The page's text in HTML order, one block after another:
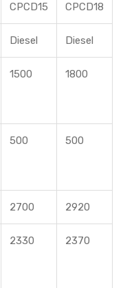
CPCD15 CPCD18
Diesel Diesel
1500 1800
500 500
2700 2920
2330 2370